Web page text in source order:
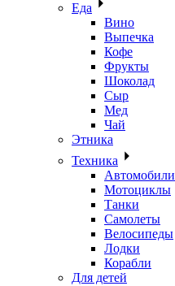
Еда
Вино
Выпечка
Кофе
Фрукты
Шоколад
Сыр
Мед
Чай
Этника
Техника
Автомобили
Мотоциклы
Танки
Самолеты
Велосипеды
Лодки
Корабли
Для детей